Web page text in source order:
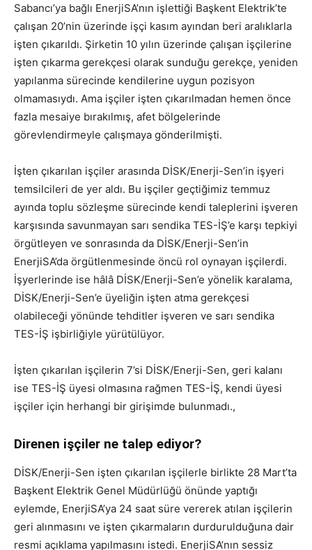
Sabancı’ya bağlı EnerjiSA’nın işlettiği Başkent Elektrik’te
çalışan 20’nin üzerinde işçi kasım ayından beri aralıklarla
işten çıkarıldı. Şirketin 10 yılın üzerinde çalışan işçilerine
işten çıkarma gerekçesi olarak sunduğu gerekçe, yeniden
yapılanma sürecinde kendilerine uygun pozisyon
olmamasıydı. Ama işçiler işten çıkarılmadan hemen önce
fazla mesaiye bırakılmış, afet bölgelerinde
görevlendirmeyle çalışmaya gönderilmişti.
İşten çıkarılan işçiler arasında DİSK/Enerji-Sen’in işyeri
temsilcileri de yer aldı. Bu işçiler geçtiğimiz temmuz
ayında toplu sözleşme sürecinde kendi taleplerini işveren
karşısında savunmayan sarı sendika TES-İŞ’e karşı tepkiyi
örgütleyen ve sonrasında da DİSK/Enerji-Sen’in
EnerjiSA’da örgütlenmesinde öncü rol oynayan işçilerdi.
İşyerlerinde ise hâlâ DİSK/Enerji-Sen’e yönelik karalama,
DİSK/Enerji-Sen’e üyeliğin işten atma gerekçesi
olabileceği yönünde tehditler işveren ve sarı sendika
TES-İŞ işbirliğiyle yürütülüyor.
İşten çıkarılan işçilerin 7’si DİSK/Enerji-Sen, geri kalanı
ise TES-İŞ üyesi olmasına rağmen TES-İŞ, kendi üyesi
işçiler için herhangi bir girişimde bulunmadı.,
Direnen işçiler ne talep ediyor?
DİSK/Enerji-Sen işten çıkarılan işçilerle birlikte 28 Mart’ta
Başkent Elektrik Genel Müdürlüğü önünde yaptığı
eylemde, EnerjiSA’ya 24 saat süre vererek atılan işçilerin
geri alınmasını ve işten çıkarmaların durdurulduğuna dair
resmi açıklama yapılmasını istedi. EnerjiSA’nın sessiz